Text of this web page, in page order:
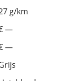
g/km
—
—